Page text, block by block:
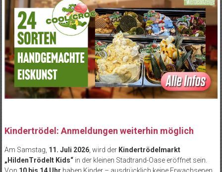
Kindertrödel: Anmeldungen weiterhin möglich
Am Samstag, 11. Juli 2026, wird der Kindertrödelmarkt
„HildenTrödelt Kids“in der kleinen Stadtrand-Oase eröffnet sein.